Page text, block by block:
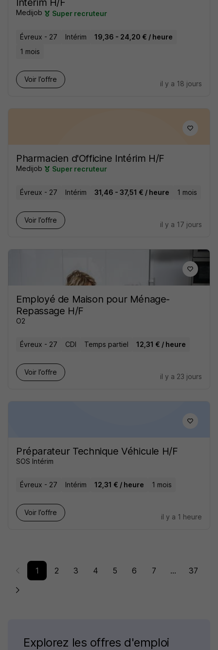
Intérim H/F
Medijob Super recruteur
Évreux - 27 Intérim
19,36 - 24,20 € / heure
1 mois
Voir l’offre
il y a 18 jours
Pharmacien d'Officine Intérim H/F
Medijob Super recruteur
Évreux - 27 Intérim 31,46 - 37,51 € / heure 1 mois
Voir l’offre
il y a 17 jours
Employé de Maison pour Ménage-
Repassage H/F
O2
Évreux - 27 CDI Temps partiel 12,31 € / heure
Voir l’offre
il y a 23 jours
Préparateur Technique Véhicule H/F
SOS Intérim
Évreux - 27 Intérim 12,31 € / heure 1 mois
Voir l’offre
il y a 1 heure
1 2 3 4 5 6 7 ... 37
Explorez les offres d'emploi